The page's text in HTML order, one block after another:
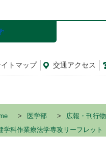
トマップ 交通アクセス
医学部
広報・刊行物
学科作業療法学専攻リーフレット